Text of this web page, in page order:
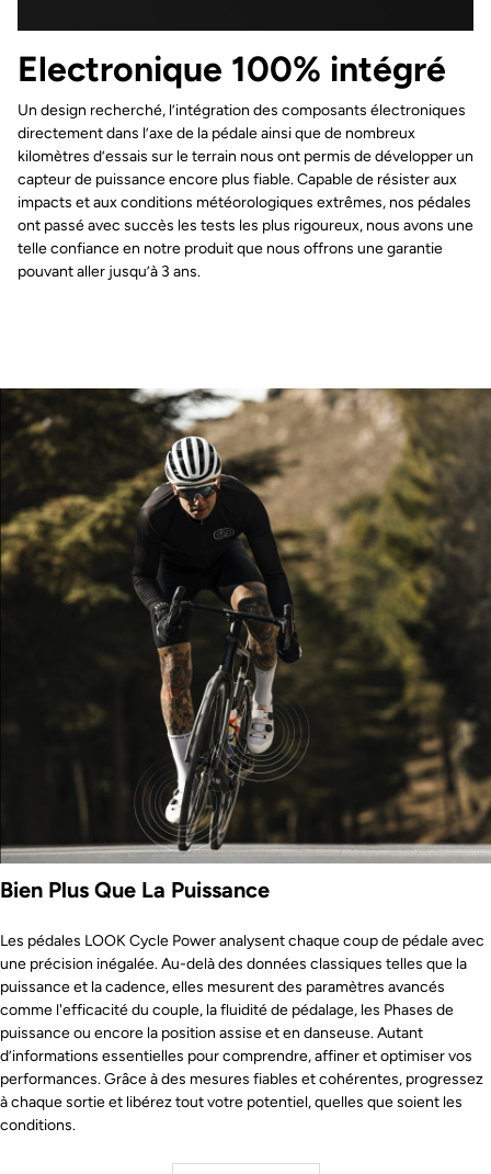
Electronique 100% intégré
Un design recherché, l’intégration des composants électroniques
directement dans l’axe de la pédale ainsi que de nombreux
kilomètres d’essais sur le terrain nous ont permis de développer un
capteur de puissance encore plus fiable. Capable de résister aux
impacts et aux conditions météorologiques extrêmes, nos pédales
ont passé avec succès les tests les plus rigoureux, nous avons une
telle confiance en notre produit que nous offrons une garantie
pouvant aller jusqu’à 3 ans.
Bien Plus Que La Puissance
Les pédales LOOK Cycle Power analysent chaque coup de pédale avec
une précision inégalée. Au-delà des données classiques telles que la
puissance et la cadence, elles mesurent des paramètres avancés
comme l'efficacité du couple, la fluidité de pédalage, les Phases de
puissance ou encore la position assise et en danseuse. Autant
d’informations essentielles pour comprendre, affiner et optimiser vos
performances. Grâce à des mesures fiables et cohérentes, progressez
à chaque sortie et libérez tout votre potentiel, quelles que soient les
conditions.